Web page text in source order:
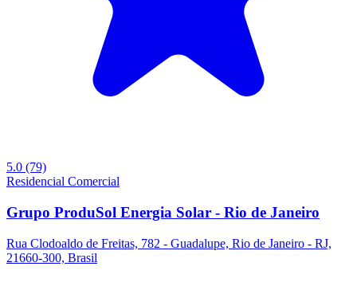
5.0 (79)
Residencial Comercial
Grupo ProduSol Energia Solar - Rio de Janeiro
Rua Clodoaldo de Freitas, 782 - Guadalupe, Rio de Janeiro - RJ,
21660-300, Brasil